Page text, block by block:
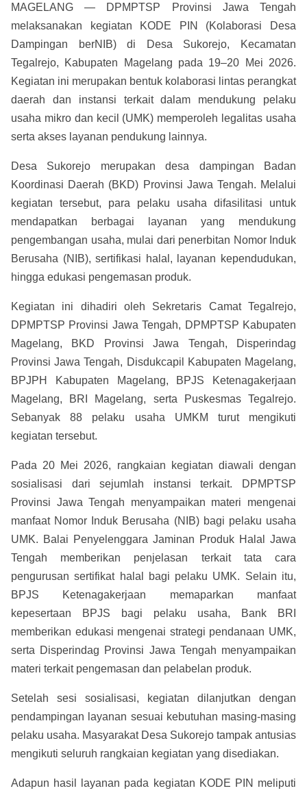
MAGELANG — DPMPTSP Provinsi Jawa Tengah
melaksanakan kegiatan KODE PIN (Kolaborasi Desa
Dampingan berNIB) di Desa Sukorejo, Kecamatan
Tegalrejo, Kabupaten Magelang pada 19–20 Mei 2026.
Kegiatan ini merupakan bentuk kolaborasi lintas perangkat
daerah dan instansi terkait dalam mendukung pelaku
usaha mikro dan kecil (UMK) memperoleh legalitas usaha
serta akses layanan pendukung lainnya.
Desa Sukorejo merupakan desa dampingan Badan
Koordinasi Daerah (BKD) Provinsi Jawa Tengah. Melalui
kegiatan tersebut, para pelaku usaha difasilitasi untuk
mendapatkan berbagai layanan yang mendukung
pengembangan usaha, mulai dari penerbitan Nomor Induk
Berusaha (NIB), sertifikasi halal, layanan kependudukan,
hingga edukasi pengemasan produk.
Kegiatan ini dihadiri oleh Sekretaris Camat Tegalrejo,
DPMPTSP Provinsi Jawa Tengah, DPMPTSP Kabupaten
Magelang, BKD Provinsi Jawa Tengah, Disperindag
Provinsi Jawa Tengah, Disdukcapil Kabupaten Magelang,
BPJPH Kabupaten Magelang, BPJS Ketenagakerjaan
Magelang, BRI Magelang, serta Puskesmas Tegalrejo.
Sebanyak 88 pelaku usaha UMKM turut mengikuti
kegiatan tersebut.
Pada 20 Mei 2026, rangkaian kegiatan diawali dengan
sosialisasi dari sejumlah instansi terkait. DPMPTSP
Provinsi Jawa Tengah menyampaikan materi mengenai
manfaat Nomor Induk Berusaha (NIB) bagi pelaku usaha
UMK. Balai Penyelenggara Jaminan Produk Halal Jawa
Tengah memberikan penjelasan terkait tata cara
pengurusan sertifikat halal bagi pelaku UMK. Selain itu,
BPJS Ketenagakerjaan memaparkan manfaat
kepesertaan BPJS bagi pelaku usaha, Bank BRI
memberikan edukasi mengenai strategi pendanaan UMK,
serta Disperindag Provinsi Jawa Tengah menyampaikan
materi terkait pengemasan dan pelabelan produk.
Setelah sesi sosialisasi, kegiatan dilanjutkan dengan
pendampingan layanan sesuai kebutuhan masing-masing
pelaku usaha. Masyarakat Desa Sukorejo tampak antusias
mengikuti seluruh rangkaian kegiatan yang disediakan.
Adapun hasil layanan pada kegiatan KODE PIN meliputi